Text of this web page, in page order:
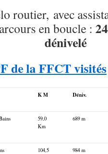
routier, avec
en boucle :
dénivelé
de la FFCT visités
K M Déniv.
59,0
Km
689 m
104,5
984 m